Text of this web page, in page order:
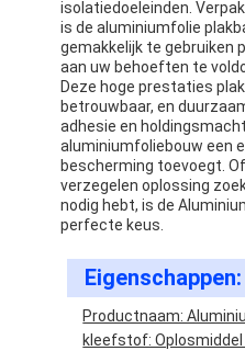
isolatiedoeleinden.
is de aluminiumfolie
gemakkelijk te gebruiken
aan uw behoeften te
Deze hoge prestaties
betrouwbaar, en
adhesie en
aluminiumfoliebouw een
bescherming toevoegt.
verzegelen oplossing
nodig hebt, is de
perfecte keus.
Eigenschappen:
Productnaam:
kleefstof: Oplosmiddel